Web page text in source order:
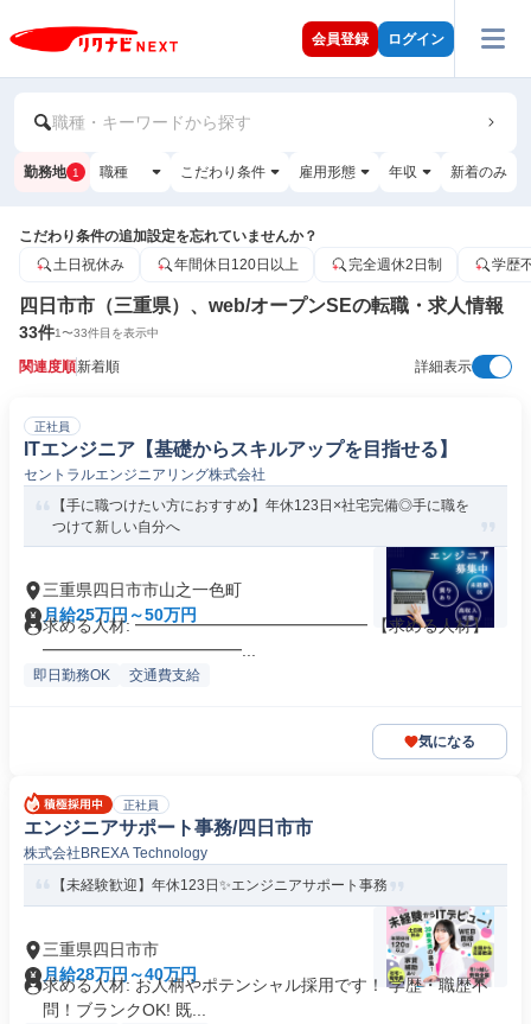
会員登録 ログイン
職種・キーワードから探す
勤務地 1 職種 こだわり条件 雇用形態 年収 新着のみ
こだわり条件の追加設定を忘れていませんか？
土日祝休み
年間休日120日以上 完全週休2日制 学歴
四日市市（三重県）、web/オープンSEの転職・求人情報
33件1〜33件目を表示中
関連度順新着順 詳細表示
正社員
ITエンジニア【基礎からスキルアップを目指せる】
セントラルエンジニアリング株式会社
【手に職つけたい方におすすめ】年休123日×社宅完備◎手に職を
つけて新しい自分へ
三重県四日市市山之一色町
月給25万円～50万円
求める人材: ━━━━━━━━━━━━━━ 【求める人材】
━━━━━━━━━━━━...
即日勤務OK 交通費支給
気になる
正社員
エンジニアサポート事務/四日市市
株式会社BREXA Technology
【未経験歓迎】年休123日✨エンジニアサポート事務
三重県四日市市
月給28万円～40万円
求める人材: お人柄やポテンシャル採用です！ 学歴・職歴不
問！ブランクOK! 既...